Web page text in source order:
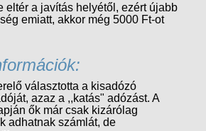
eltér a javítás helyétől, ezért újabb
emiatt, akkor még 5000 Ft-ot
választotta a kisadózó
azaz a ,,katás" adózást. A
ők már csak kizárólag
adhatnak számlát, de